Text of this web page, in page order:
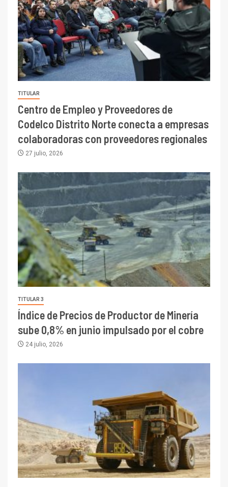
TITULAR
Centro de Empleo y Proveedores de
Codelco Distrito Norte conecta a empresas
colaboradoras con proveedores regionales
27 julio, 2026
TITULAR 3
Índice de Precios de Productor de Minería
sube 0,8% en junio impulsado por el cobre
24 julio, 2026